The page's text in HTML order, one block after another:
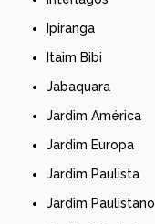
Ipiranga
Itaim Bibi
Jabaquara
Jardim América
Jardim Europa
Jardim Paulista
Jardim Paulistano